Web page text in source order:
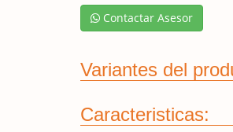
Contactar Asesor
Variantes del
Caracteristicas: